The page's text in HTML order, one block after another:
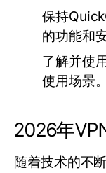
保持
的功能和
了解并使
使用场景。
2026年
随着技术的不